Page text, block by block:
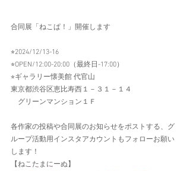
合同展「ねこぱ！」開催します
⭐︎2024/12/13-16
⭐︎OPEN/12:00-20:00（最終日-17:00）
⭐︎ギャラリー懐美館 代官山
東京都渋谷区恵比寿西１－３１－１４
グリーンマンション１Ｆ
各作家の投稿や合同展のお知らせをポストする、グ
ループ活動用インスタアカウントもフォローお願い
します！
【ねこたまにーぬ】